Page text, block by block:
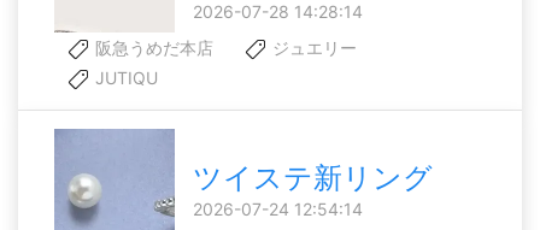
2026-07-28 14:28:14
阪急うめだ本店
ジュエリー
JUTIQU
ツイステ新リング
2026-07-24 12:54:14